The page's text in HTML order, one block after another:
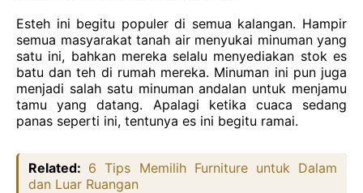
Esteh ini begitu populer di semua kalangan. Hampir
semua masyarakat tanah air menyukai minuman yang
satu ini, bahkan mereka selalu menyediakan stok es
batu dan teh di rumah mereka. Minuman ini pun juga
menjadi salah satu minuman andalan untuk menjamu
tamu yang datang. Apalagi
ketika cuaca
sedang
panas seperti ini, tentunya es ini begitu ramai.
Related: 6 Tips Memilih Furniture untuk Dalam
dan Luar Ruangan